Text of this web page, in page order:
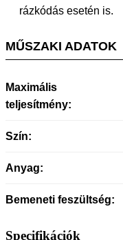
rázkódás esetén is.
MŰSZAKI ADATOK
Maximális
teljesítmény:
Szín:
Anyag:
Bemeneti feszültség:
Specifikációk